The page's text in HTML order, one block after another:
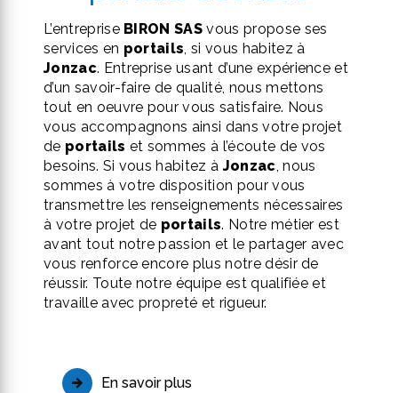
L’entreprise BIRON SAS vous propose ses
services en portails, si vous habitez à
Jonzac. Entreprise usant d’une expérience et
d’un savoir-faire de qualité, nous mettons
tout en oeuvre pour vous satisfaire. Nous
vous accompagnons ainsi dans votre projet
de portails et sommes à l’écoute de vos
besoins. Si vous habitez à Jonzac, nous
sommes à votre disposition pour vous
transmettre les renseignements nécessaires
à votre projet de portails. Notre métier est
avant tout notre passion et le partager avec
vous renforce encore plus notre désir de
réussir. Toute notre équipe est qualifiée et
travaille avec propreté et rigueur.
En savoir plus